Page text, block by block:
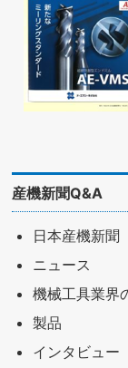
産機新聞Q&A
日本産機新聞
ニュース
機械工具業界
製品
インタビュー